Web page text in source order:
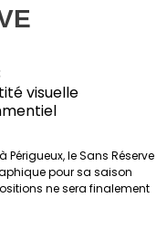
visuelle
le Sans Réserve
pour sa saison
ne sera finalement